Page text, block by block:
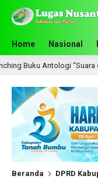
Home Nasional
dari Tenggara”,
Beranda DPRD